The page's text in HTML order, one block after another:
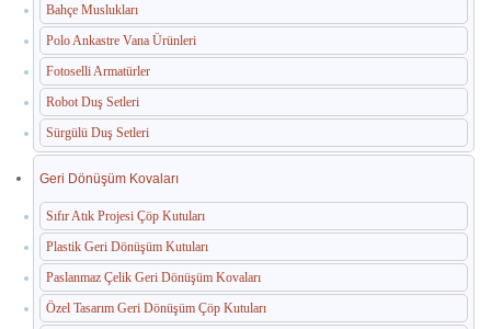
Paslanmaz Havuz Ekipmanları
🛒 TEKLIF SEPETIM
İLETIŞIM
Bahçe Muslukları
Polo Ankastre Vana Ürünleri
Fotoselli Armatürler
Robot Duş Setleri
Sürgülü Duş Setleri
Geri Dönüşüm Kovaları
Sıfır Atık Projesi Çöp Kutuları
Plastik Geri Dönüşüm Kutuları
Paslanmaz Çelik Geri Dönüşüm Kovaları
Özel Tasarım Geri Dönüşüm Çöp Kutuları